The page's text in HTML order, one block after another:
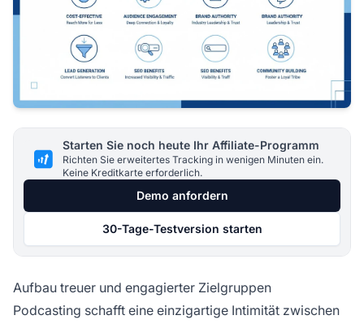
Starten Sie noch heute Ihr Affiliate-Programm
Richten Sie erweitertes Tracking in wenigen Minuten ein.
Keine Kreditkarte erforderlich.
Demo anfordern
30-Tage-Testversion starten
Aufbau treuer und engagierter Zielgruppen
Podcasting schafft eine einzigartige Intimität zwischen